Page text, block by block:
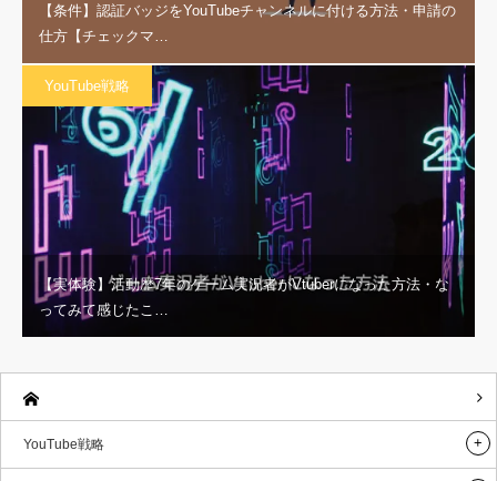
【条件】認証バッジをYouTubeチャンネルに付ける方法・申請の
仕方【チェックマ…
YouTube戦略
【実体験】活動歴7年のゲーム実況者がVtuberになった方法・な
ってみて感じたこ…
YouTube戦略